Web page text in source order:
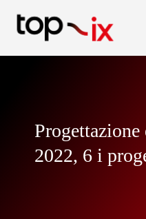
contenuto
Progettazione
2022, 6 i